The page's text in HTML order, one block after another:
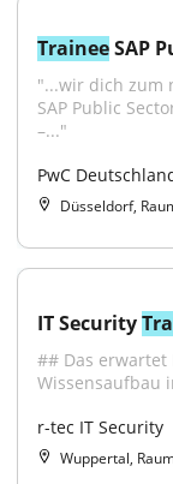
Trainee SAP
"...wir dich zum
SAP Public
–..."
PwC
Düsseldorf,
IT Security
## Das erwartet
Wissensaufbau
r-tec IT Security
Wuppertal,